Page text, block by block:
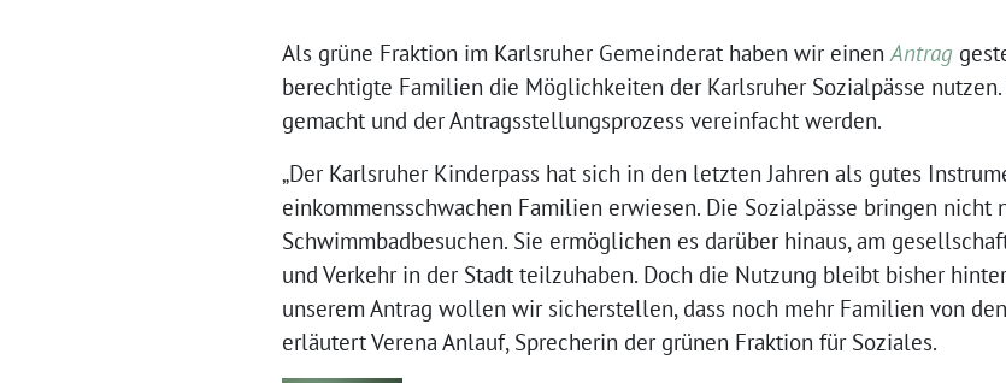
Als grüne Fraktion im Karlsruher Gemeinderat haben wir einen Antrag
berechtigte Familien die Möglichkeiten der Karlsruher Sozialpässe
gemacht und der Antragsstellungsprozess vereinfacht werden.
„Der Karlsruher Kinderpass hat sich in den letzten Jahren als gutes
einkommensschwachen Familien erwiesen. Die Sozialpässe bringen nicht
Schwimmbadbesuchen. Sie ermöglichen es darüber hinaus, am
und Verkehr in der Stadt teilzuhaben. Doch die Nutzung bleibt bisher
unserem Antrag wollen wir sicherstellen, dass noch mehr Familien von
erläutert Verena Anlauf, Sprecherin der grünen Fraktion für Soziales.